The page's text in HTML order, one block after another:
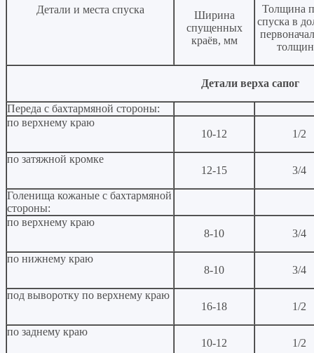
Детали и места спуска
Ширина
спущенных
краёв, мм
Толщина
спуска в
Детали верха сапог
Переда с бахтармяной стороны:
по верхнему краю
10-12
1/2
по затяжной кромке
12-15
3/4
Голенища кожаные с бахтармяной
стороны:
по верхнему краю
8-10
3/4
по нижнему краю
8-10
3/4
под выворотку по верхнему краю
16-18
1/2
по заднему краю
10-12
1/2